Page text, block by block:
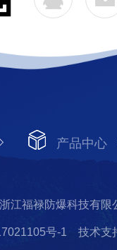
产品中心
江福禄防爆科技有限
号-1 技术支